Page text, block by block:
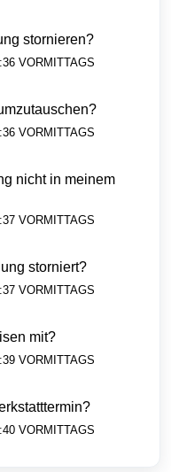
stornieren?
VORMITTAGS
VORMITTAGS
nicht in meinem
VORMITTAGS
storniert?
VORMITTAGS
mit?
VORMITTAGS
VORMITTAGS